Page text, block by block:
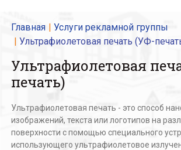
Главная
Услуги рекламной группы
Ультрафиолетовая печать (УФ-
Ультрафиолетовая
печать)
Ультрафиолетовая печать - это способ
изображений, текста или логотипов на
поверхности с помощью специального
использующего ультрафиолетовое